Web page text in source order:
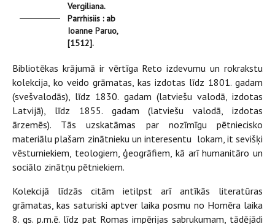
Vergiliana.
Parrhisiis : ab
Ioanne Paruo,
[1512].
Bibliotēkas krājumā ir vērtīga Reto izdevumu un rokrakstu
kolekcija, ko veido grāmatas, kas izdotas līdz 1801. gadam
(svešvalodās), līdz 1830. gadam (latviešu valodā, izdotas
Latvijā), līdz 1855. gadam (latviešu valodā, izdotas
ārzemēs). Tās uzskatāmas par nozīmīgu pētniecisko
materiālu plašam zinātnieku un interesentu lokam, it sevišķi
vēsturniekiem, teologiem, ģeogrāfiem, kā arī humanitāro un
sociālo zinātņu pētniekiem.
Kolekcijā līdzās citām ietilpst arī antīkās literatūras
grāmatas, kas saturiski aptver laika posmu no Homēra laika
8. gs. p.m.ē. līdz pat Romas impērijas sabrukumam, tādējādi